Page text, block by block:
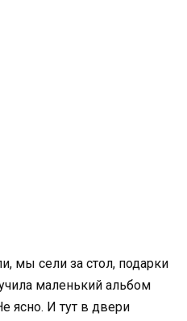
мы сели за стол, подарки
маленький альбом
ясно. И тут в двери